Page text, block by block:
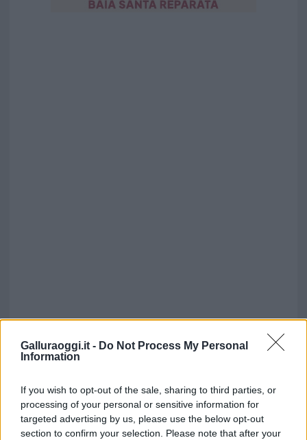
Galluraoggi.it - Do Not Process My Personal
Information
If you wish to opt-out of the sale, sharing to third parties, or
processing of your personal or sensitive information for
targeted advertising by us, please use the below opt-out
section to confirm your selection. Please note that after your